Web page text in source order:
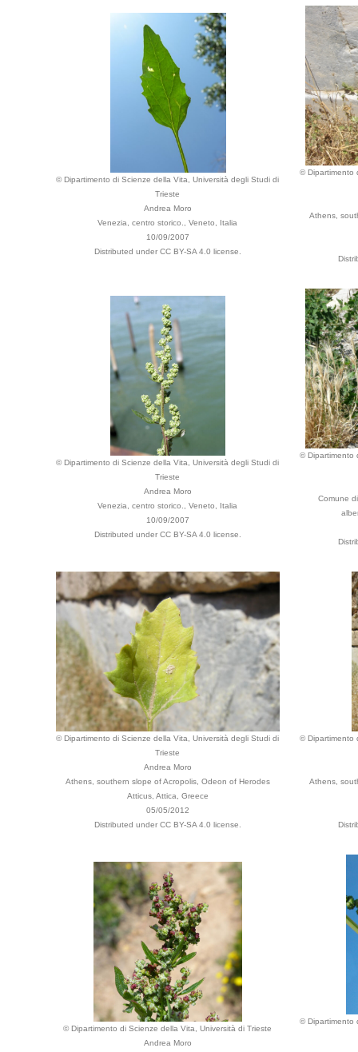
© Dipartimento di Scienze della Vita, Università degli Studi di
Trieste
Andrea Moro
Venezia, centro storico., Veneto, Italia
10/09/2007
Distributed under CC BY-SA 4.0 license.
© Dipartimento
Athens,
© Dipartimento di Scienze della Vita, Università degli Studi di
Trieste
Andrea Moro
Venezia, centro storico., Veneto, Italia
10/09/2007
Distributed under CC BY-SA 4.0 license.
© Dipartimento
Comune
© Dipartimento di Scienze della Vita, Università degli Studi di
Trieste
Andrea Moro
Athens, southern slope of Acropolis, Odeon of Herodes
Atticus, Attica, Greece
05/05/2012
Distributed under CC BY-SA 4.0 license.
© Dipartimento
Athens,
© Dipartimento di Scienze della Vita, Università di Trieste
Andrea Moro
© Dipartimento